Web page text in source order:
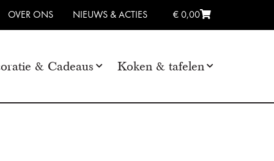
OVER ONS NIEUWS & ACTIES € 0,00
& Cadeaus Koken & tafelen